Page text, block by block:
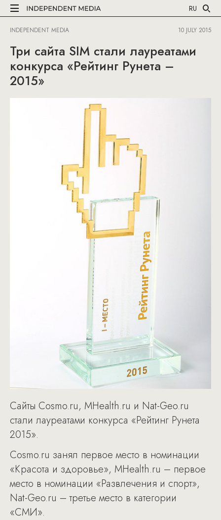
RU
INDEPENDENT MEDIA 10 JULY 2015
Три сайта SIM стали лауреатами
конкурса «Рейтинг Рунета –
2015»
Сайты Cosmo.ru, MHealth.ru и Nat-Geo.ru
стали лауреатами конкурса «Рейтинг Рунета
2015».
Cosmo.ru занял первое место в номинации
«Красота и здоровье», MHealth.ru – первое
место в номинации «Развлечения и спорт»,
Nat-Geo.ru – третье место в категории
«СМИ».